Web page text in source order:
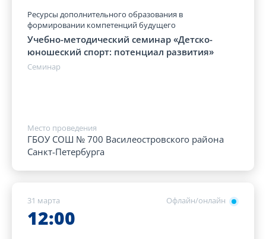
Ресурсы дополнительного образования в
формировании компетенций будущего
Учебно-методический семинар «Детско-
юношеский спорт: потенциал развития»
Семинар
Место проведения
ГБОУ СОШ № 700 Василеостровского района
Санкт-Петербурга
Офлайн/онлайн
31 марта
12:00